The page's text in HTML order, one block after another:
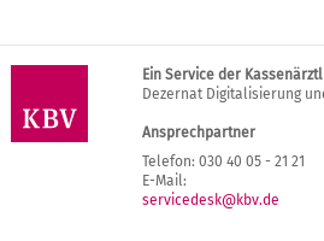
Ein Service der
Dezernat Digitalisierung
Ansprechpartner
Telefon: 030 40 05 - 21 21
E-Mail:
servicedesk@kbv.de